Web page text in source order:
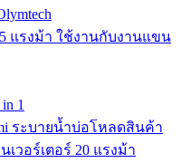
แรงม้า ใช้งานกับงานแขน
1
ระบายน้ำบ่อโหลดสินค้า
วอร์เตอร์ 20 แรงม้า